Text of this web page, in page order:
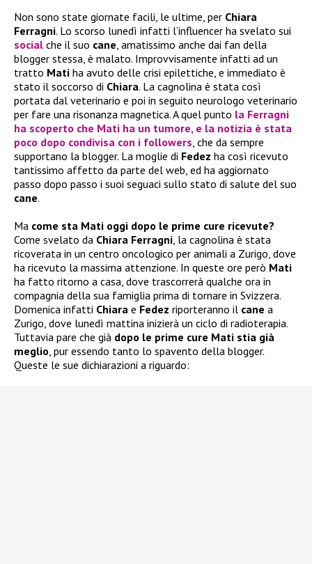
Non sono state giornate facili, le ultime, per Chiara
Ferragni. Lo scorso lunedì infatti l’influencer ha svelato sui
social che il suo cane, amatissimo anche dai fan della
blogger stessa, è malato. Improvvisamente infatti ad un
tratto Mati ha avuto delle crisi epilettiche, e immediato è
stato il soccorso di Chiara. La cagnolina è stata così
portata dal veterinario e poi in seguito neurologo veterinario
per fare una risonanza magnetica. A quel punto la Ferragni
ha scoperto che Mati ha un tumore, e la notizia è stata
poco dopo condivisa con i followers, che da sempre
supportano la blogger. La moglie di Fedez ha così ricevuto
tantissimo affetto da parte del web, ed ha aggiornato
passo dopo passo i suoi seguaci sullo stato di salute del suo
cane.
Ma come sta Mati oggi dopo le prime cure ricevute?
Come svelato da Chiara Ferragni, la cagnolina è stata
ricoverata in un centro oncologico per animali a Zurigo, dove
ha ricevuto la massima attenzione. In queste ore però Mati
ha fatto ritorno a casa, dove trascorrerà qualche ora in
compagnia della sua famiglia prima di tornare in Svizzera.
Domenica infatti Chiara e Fedez riporteranno il cane a
Zurigo, dove lunedì mattina inizierà un ciclo di radioterapia.
Tuttavia pare che già dopo le prime cure Mati stia già
meglio, pur essendo tanto lo spavento della blogger.
Queste le sue dichiarazioni a riguardo: